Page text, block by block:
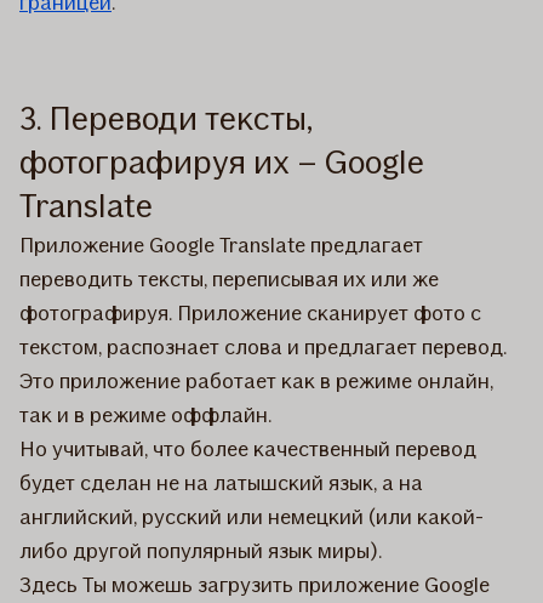
3. Переводи тексты,
фотографируя их – Google
Translate
Приложение Google Translate предлагает
переводить тексты, переписывая их или же
фотографируя. Приложение сканирует фото с
текстом, распознает слова и предлагает перевод.
Это приложение работает как в режиме онлайн,
так и в режиме оффлайн.
Но учитывай, что более качественный перевод
будет сделан не на латышский язык, а на
английский, русский или немецкий (или какой-
либо другой популярный язык миры).
Здесь Ты можешь загрузить приложение Google